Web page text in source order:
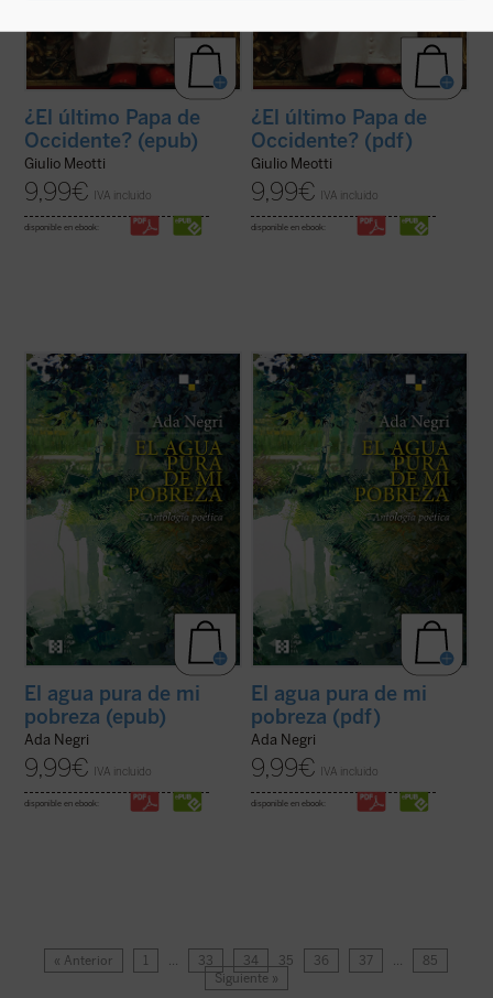
¿El último Papa de
Occidente? (epub)
Giulio Meotti
9,99€ IVA incluido
disponible en ebook:
¿El último Papa de
Occidente? (pdf)
Giulio Meotti
9,99€ IVA incluido
disponible en ebook:
«Al acercarnos a la poesía de Ada Negri, a
un rostro que presenta rasgos fuertes
aunque habitados por una secreta ternura,
nos encontramos con una sorpresa: hay
algo intacto que nos llega de sus versos,
una energía indómita, un reto que ...(ver
ficha)
El agua pura de mi
pobreza (epub)
Ada Negri
9,99€ IVA incluido
disponible en ebook:
«Al acercarnos a la poesía de Ada Negri, a
un rostro que presenta rasgos fuertes
aunque habitados por una secreta ternura,
nos encontramos con una sorpresa: hay
algo intacto que nos llega de sus versos,
una energía indómita, un reto que ...(ver
ficha)
El agua pura de mi
pobreza (pdf)
Ada Negri
9,99€ IVA incluido
disponible en ebook:
« Anterior 1 … 33 34 35 36 37 …
85
Siguiente »